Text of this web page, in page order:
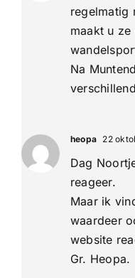
regelmatig
maakt u
Na
heopa 22
Dag
reageer.
Maar ik
waardeer
website
Gr. Heopa.